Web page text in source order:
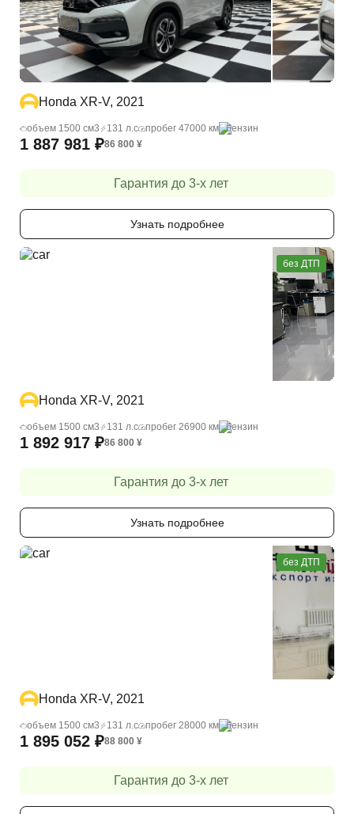
Honda XR-V, 2021
объем 1500 cм3 131 л.с пробег 47000 км бензин
1 887 981 ₽86 800 ¥
Гарантия до 3-х лет
Узнать подробнее
без ДТП
Honda XR-V, 2021
объем 1500 cм3 131 л.с пробег 26900 км бензин
1 892 917 ₽86 800 ¥
Гарантия до 3-х лет
Узнать подробнее
без ДТП
Honda XR-V, 2021
объем 1500 cм3 131 л.с пробег 28000 км бензин
1 895 052 ₽88 800 ¥
Гарантия до 3-х лет